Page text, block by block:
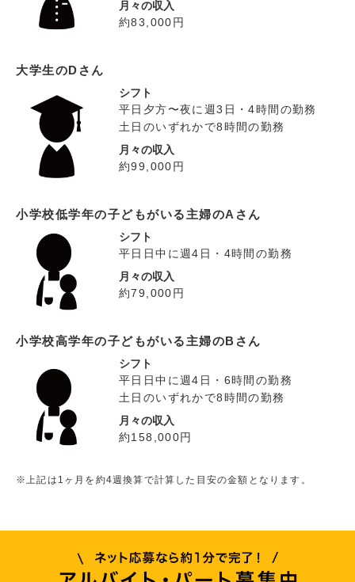
月々の収入
約83,000円
大学生のDさん
シフト
平日夕方〜夜に週3日・4時間の勤務
土日のいずれかで8時間の勤務
月々の収入
約99,000円
小学校低学年の子どもがいる主婦のAさん
シフト
平日日中に週4日・4時間の勤務
月々の収入
約79,000円
小学校高学年の子どもがいる主婦のBさん
シフト
平日日中に週4日・6時間の勤務
土日のいずれかで8時間の勤務
月々の収入
約158,000円
※上記は1ヶ月を約4週換算で計算した目安の金額となります。